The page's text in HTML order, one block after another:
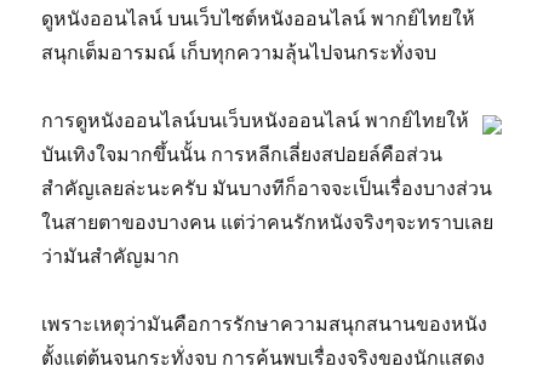
ดูหนังออนไลน์ บนเว็บไซต์หนังออนไลน์ พากย์ไทยให้
สนุกเต็มอารมณ์ เก็บทุกความลุ้นไปจนกระทั่งจบ
การดูหนังออนไลน์บนเว็บหนังออนไลน์ พากย์ไทยให้
บันเทิงใจมากขึ้นนั้น การหลีกเลี่ยงสปอยล์คือส่วน
สำคัญเลยล่ะนะครับ มันบางทีก็อาจจะเป็นเรื่องบางส่วน
ในสายตาของบางคน แต่ว่าคนรักหนังจริงๆจะทราบเลย
ว่ามันสำคัญมาก
เพราะเหตุว่ามันคือการรักษาความสนุกสนานของหนัง
ตั้งแต่ต้นจนกระทั่งจบ การค้นพบเรื่องจริงของนักแสดง